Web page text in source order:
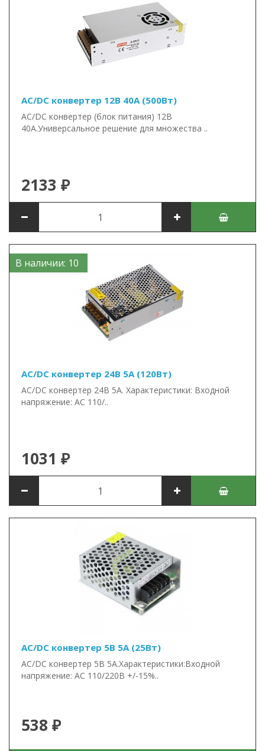
AC/DC конвертер 12В 40А (500Вт)
AC/DC конвертер (блок питания) 12В
40А.Универсальное решение для множества ..
2133 ₽
В наличии: 10
AC/DC конвертер 24В 5А (120Вт)
AC/DC конвертер 24В 5А. Характеристики: Входной
напряжение: AC 110/..
1031 ₽
AC/DC конвертер 5В 5А (25Вт)
AC/DC конвертер 5В 5А.Характеристики:Входной
напряжение: AC 110/220В +/-15%..
538 ₽